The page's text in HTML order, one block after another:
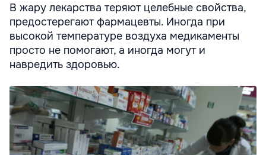
В жару лекарства теряют целебные свойства,
предостерегают фармацевты. Иногда при
высокой температуре воздуха медикаменты
просто не помогают, а иногда могут и
навредить здоровью.